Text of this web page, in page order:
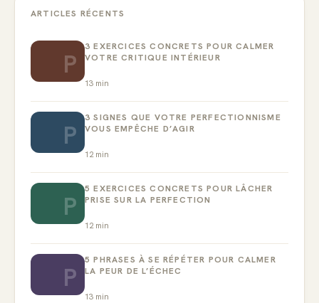
ARTICLES RÉCENTS
P
3 EXERCICES CONCRETS POUR CALMER
VOTRE CRITIQUE INTÉRIEUR
13 min
P
3 SIGNES QUE VOTRE PERFECTIONNISME
VOUS EMPÊCHE D’AGIR
12min
P
5 EXERCICES CONCRETS POUR LÂCHER
PRISE SUR LA PERFECTION
12min
P
5 PHRASES À SE RÉPÉTER POUR CALMER
LA PEUR DE L’ÉCHEC
13 min